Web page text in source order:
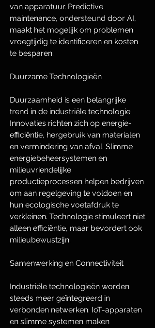
van apparatuur. Predictive
maintenance, ondersteund door AI,
maakt het mogelijk om problemen
vroegtijdig te identificeren en kosten
te besparen.
Duurzame Technologieën
Duurzaamheid is een belangrijke
trend in de industriële technologie.
Innovaties richten zich op energie-
efficiëntie, hergebruik van materialen
en vermindering van afval. Slimme
energiebeheersystemen en
milieuvriendelijke
productieprocessen helpen bedrijven
om aan regelgeving te voldoen en
hun ecologische voetafdruk te
verkleinen. Technologie stimuleert niet
alleen efficiëntie, maar bevordert ook
milieubewustzijn.
Samenwerking en Connectiviteit
Industriële technologieën worden
steeds meer geïntegreerd in
verbonden netwerken. IoT-apparaten
en slimme systemen maken